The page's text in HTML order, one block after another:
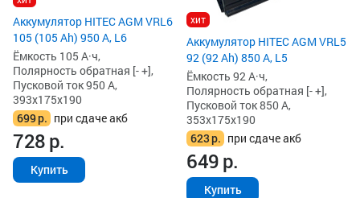
Аккумулятор HITEC AGM VRL6
105 (105 Ah) 950 А, L6
Ёмкость 105 А·ч,
Полярность обратная [- +],
Пусковой ток 950 А,
393x175x190
699р. при сдаче акб
728р.
Купить
хит
Аккумулятор HITEC AGM VRL5
92 (92 Ah) 850 А, L5
Ёмкость 92 А·ч,
Полярность обратная [- +],
Пусковой ток 850 А,
353x175x190
623р. при сдаче акб
649р.
Купить